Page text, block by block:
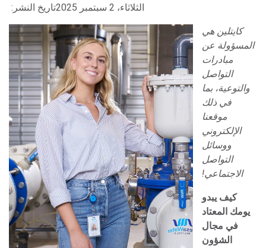
تاريخ النشر: الثلاثاء، 2 سبتمبر 2025
كايتلين هي
المسؤولة عن
مبادرات
التواصل
والتوعية، بما
في ذلك
موقعنا
الإلكتروني
ووسائل
التواصل
الاجتماعي!
كيف يبدو
يومك المعتاد
في مجال
الشؤون